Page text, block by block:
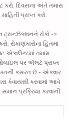
દિવસના અંતે તમારા
પ્રાપ્ત કરો.
ટ્રાન્ઝૅક્શનને રોકો ->
રોકાણકારોના હિતમાં
એકાઉન્ટમાં તમામ
પર ઍલર્ટ પ્રાપ્ત
કસરત છે - એકવાર
કેવાયસી કરવામાં આવે
પ્રક્રિયા કરવાની